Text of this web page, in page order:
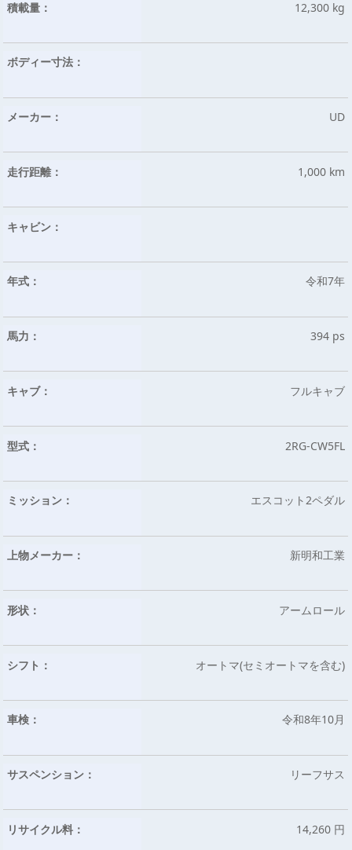
積載量： 12,300 kg
ボディー寸法：
メーカー： UD
走行距離： 1,000 km
キャビン：
年式： 令和7年
馬力： 394 ps
キャブ： フルキャブ
型式： 2RG-CW5FL
ミッション： エスコット2ペダル
上物メーカー： 新明和工業
形状： アームロール
シフト： オートマ(セミオートマを含む)
車検： 令和8年10月
サスペンション： リーフサス
リサイクル料： 14,260 円